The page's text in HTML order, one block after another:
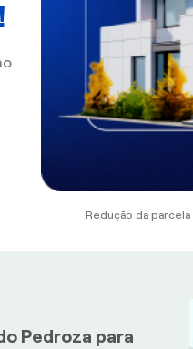
Redução da
Pedroza para